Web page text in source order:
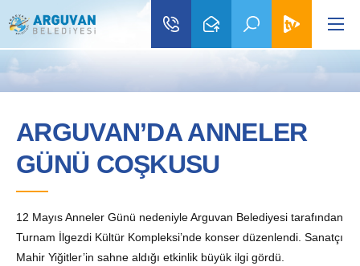
ARGUVAN’DA ANNELER
GÜNÜ COŞKUSU
12 Mayıs Anneler Günü nedeniyle Arguvan Belediyesi tarafından
Turnam İlgezdi Kültür Kompleksi’nde konser düzenlendi. Sanatçı
Mahir Yiğitler’in sahne aldığı etkinlik büyük ilgi gördü.